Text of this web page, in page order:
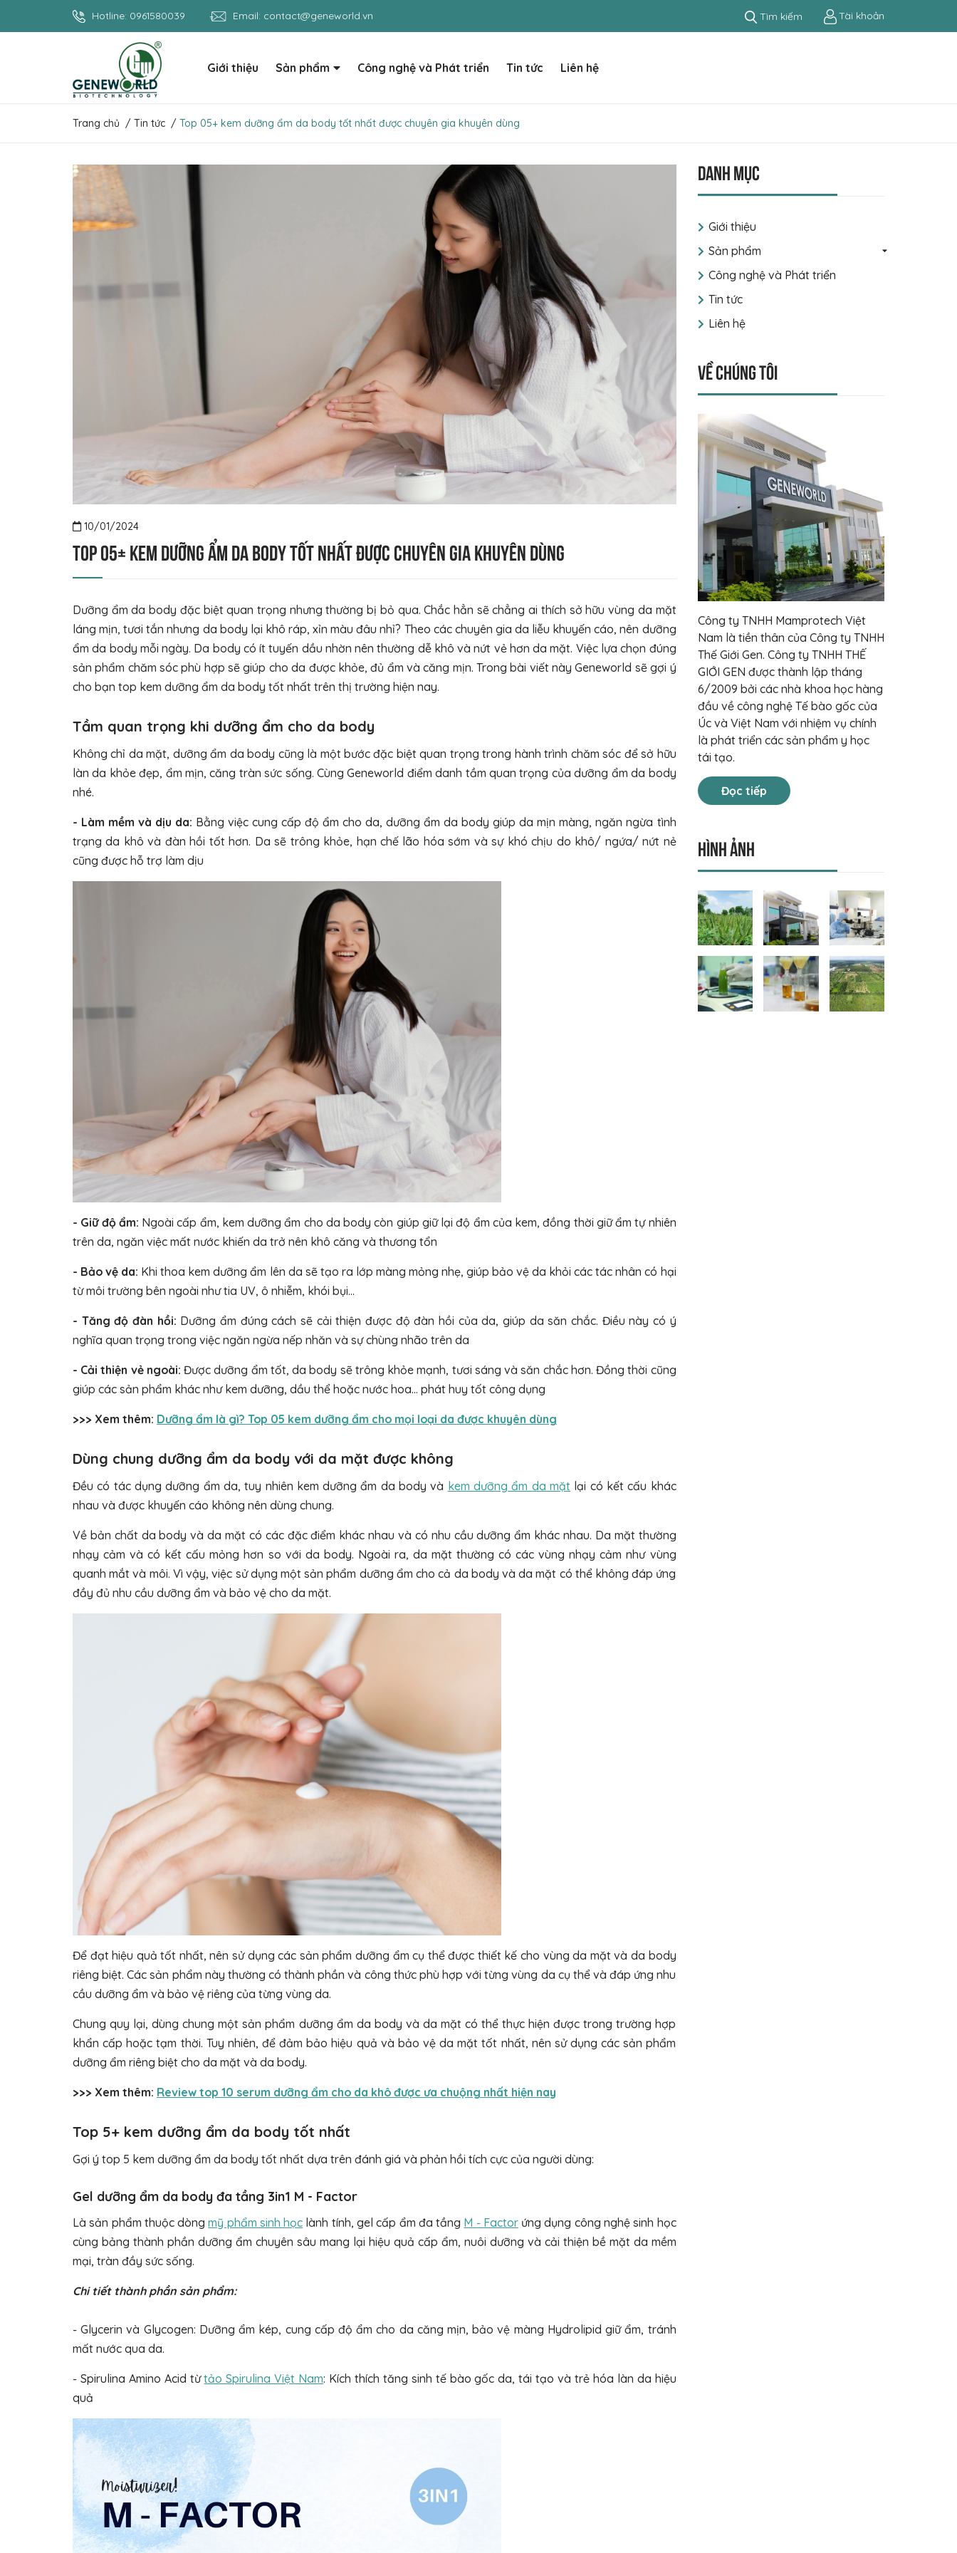
Hotline: 0961580039 Email: contact@geneworld.vn Tìm kiếm Tài khoản
Giới thiệu Sản phẩm Công nghệ và Phát triển Tin tức Liên hệ
Trang chủ / Tin tức / Top 05+ kem dưỡng ẩm da body tốt nhất được chuyên gia khuyên dùng
10/01/2024
Top 05+ kem dưỡng ẩm da body tốt nhất được chuyên gia khuyên dùng
Dưỡng ẩm da body đặc biệt quan trọng nhưng thường bị bỏ qua. Chắc hẳn sẽ chẳng ai thích sở hữu vùng da mặt
láng mịn, tươi tắn nhưng da body lại khô ráp, xỉn màu đâu nhỉ? Theo các chuyên gia da liễu khuyến cáo, nên dưỡng
ẩm da body mỗi ngày. Da body có ít tuyến dầu nhờn nên thường dễ khô và nứt vẻ hơn da mặt. Việc lựa chọn đúng
sản phẩm chăm sóc phù hợp sẽ giúp cho da được khỏe, đủ ẩm và căng mịn. Trong bài viết này Geneworld sẽ gợi ý
cho bạn top kem dưỡng ẩm da body tốt nhất trên thị trường hiện nay.
Tầm quan trọng khi dưỡng ẩm cho da body
Không chỉ da mặt, dưỡng ẩm da body cũng là một bước đặc biệt quan trọng trong hành trình chăm sóc để sở hữu
làn da khỏe đẹp, ẩm mịn, căng tràn sức sống. Cùng Geneworld điểm danh tầm quan trọng của dưỡng ẩm da body
nhé.
- Làm mềm và dịu da: Bằng việc cung cấp độ ẩm cho da, dưỡng ẩm da body giúp da mịn màng, ngăn ngừa tình
trạng da khô và đàn hồi tốt hơn. Da sẽ trông khỏe, hạn chế lão hóa sớm và sự khó chịu do khô/ ngứa/ nứt nẻ
cũng được hỗ trợ làm dịu
- Giữ độ ẩm: Ngoài cấp ẩm, kem dưỡng ẩm cho da body còn giúp giữ lại độ ẩm của kem, đồng thời giữ ẩm tự nhiên
trên da, ngăn việc mất nước khiến da trở nên khô căng và thương tổn
- Bảo vệ da: Khi thoa kem dưỡng ẩm lên da sẽ tạo ra lớp màng mỏng nhẹ, giúp bảo vệ da khỏi các tác nhân có hại
từ môi trường bên ngoài như tia UV, ô nhiễm, khói bụi…
- Tăng độ đàn hồi: Dưỡng ẩm đúng cách sẽ cải thiện được độ đàn hồi của da, giúp da săn chắc. Điều này có ý
nghĩa quan trọng trong việc ngăn ngừa nếp nhăn và sự chùng nhão trên da
- Cải thiện vẻ ngoài:Được dưỡng ẩm tốt, da body sẽ trông khỏe mạnh, tươi sáng và săn chắc hơn. Đồng thời cũng
giúp các sản phẩm khác như kem dưỡng, dầu thể hoặc nước hoa… phát huy tốt công dụng
>>> Xem thêm: Dưỡng ẩm là gì? Top 05 kem dưỡng ẩm cho mọi loại da được khuyên dùng
Dùng chung dưỡng ẩm da body với da mặt được không
Đều có tác dụng dưỡng ẩm da, tuy nhiên kem dưỡng ẩm da body và kem dưỡng ẩm da mặtlại có kết cấu khác
nhau và được khuyến cáo không nên dùng chung.
Về bản chất da body và da mặt có các đặc điểm khác nhau và có nhu cầu dưỡng ẩm khác nhau. Da mặt thường
nhạy cảm và có kết cấu mỏng hơn so với da body. Ngoài ra, da mặt thường có các vùng nhạy cảm như vùng
quanh mắt và môi. Vì vậy, việc sử dụng một sản phẩm dưỡng ẩm cho cả da body và da mặt có thể không đáp ứng
đầy đủ nhu cầu dưỡng ẩm và bảo vệ cho da mặt.
Để đạt hiệu quả tốt nhất, nên sử dụng các sản phẩm dưỡng ẩm cụ thể được thiết kế cho vùng da mặt và da body
riêng biệt. Các sản phẩm này thường có thành phần và công thức phù hợp với từng vùng da cụ thể và đáp ứng nhu
cầu dưỡng ẩm và bảo vệ riêng của từng vùng da.
Chung quy lại, dùng chung một sản phẩm dưỡng ẩm da body và da mặt có thể thực hiện được trong trường hợp
khẩn cấp hoặc tạm thời. Tuy nhiên, để đảm bảo hiệu quả và bảo vệ da mặt tốt nhất, nên sử dụng các sản phẩm
dưỡng ẩm riêng biệt cho da mặt và da body.
>>> Xem thêm: Review top 10 serum dưỡng ẩm cho da khô được ưa chuộng nhất hiện nay
Top 5+ kem dưỡng ẩm da body tốt nhất
Gợi ý top 5 kem dưỡng ẩm da body tốt nhất dựa trên đánh giá và phản hồi tích cực của người dùng:
Gel dưỡng ẩm da body đa tầng 3in1 M - Factor
Là sản phẩm thuộc dòngmỹ phẩm sinh học lành tính, gel cấp ẩm đa tầng M - Factorứng dụng công nghệ sinh học
cùng bảng thành phần dưỡng ẩm chuyên sâu mang lại hiệu quả cấp ẩm, nuôi dưỡng và cải thiện bề mặt da mềm
mại, tràn đầy sức sống.
Chi tiết thành phần sản phẩm:
- Glycerin và Glycogen: Dưỡng ẩm kép, cung cấp độ ẩm cho da căng mịn, bảo vệ màng Hydrolipid giữ ẩm, tránh
mất nước qua da.
- Spirulina Amino Acid từtảo Spirulina Việt Nam: Kích thích tăng sinh tế bào gốc da, tái tạo và trẻ hóa làn da hiệu
quả
Danh mục
Giới thiệu
Sản phẩm
Công nghệ và Phát triển
Tin tức
Liên hệ
Về chúng tôi
Công ty TNHH Mamprotech Việt
Nam là tiền thân của Công ty TNHH
Thế Giới Gen. Công ty TNHH THẾ
GIỚI GEN được thành lập tháng
6/2009 bởi các nhà khoa học hàng
đầu về công nghệ Tế bào gốc của
Úc và Việt Nam với nhiệm vụ chính
là phát triển các sản phẩm y học
tái tạo.
Đọc tiếp
Hình ảnh